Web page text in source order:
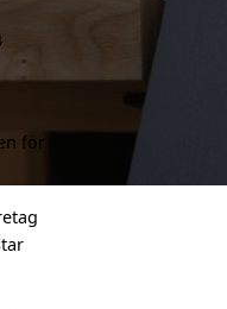
för